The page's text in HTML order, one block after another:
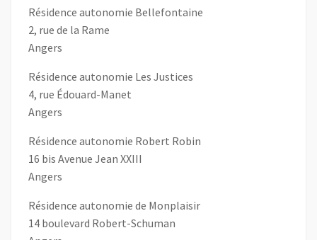
Résidence autonomie Bellefontaine
2, rue de la Rame
Angers
Résidence autonomie Les Justices
4, rue Édouard-Manet
Angers
Résidence autonomie Robert Robin
16 bis Avenue Jean XXIII
Angers
Résidence autonomie de Monplaisir
14 boulevard Robert-Schuman